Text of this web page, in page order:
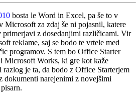
bosta le Word in Excel, pa še to v
za zdaj še ni pojasnil, katere
primerjavi z dosedanjimi različicami. Vir
reklame, saj se bodo te vrtele med
programov. S tem bo Office Starter
Microsoft Works, ki gre kot kaže
je ta, da bodo z Office Starterjem
dokumenti narejenimi z novejšimi